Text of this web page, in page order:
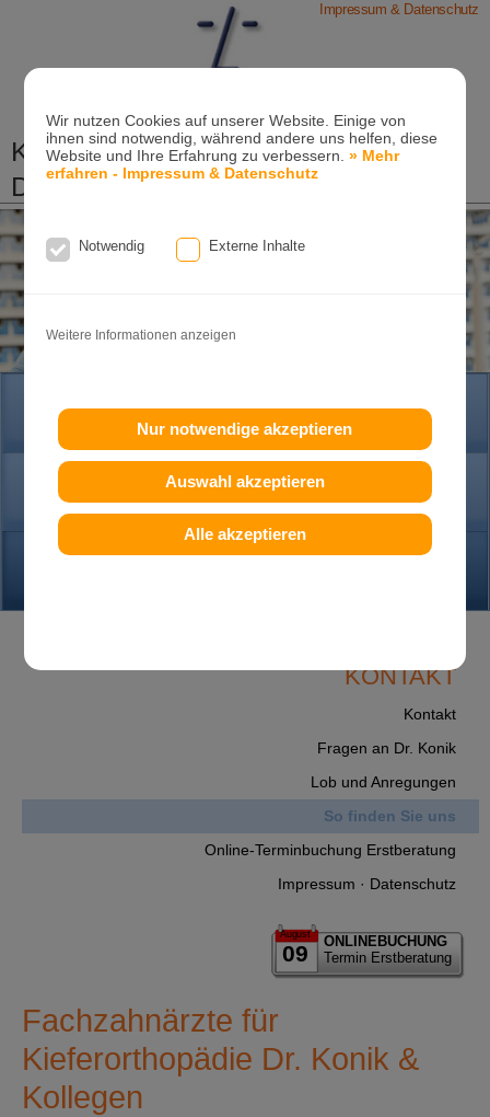
Wir nutzen Cookies auf unserer Website. Einige von
ihnen sind notwendig, während andere uns helfen, diese
Website und Ihre Erfahrung zu verbessern.» Mehr
erfahren - Impressum & Datenschutz
Notwendig Externe Inhalte
Weitere Informationen anzeigen
Nur notwendige akzeptieren
Auswahl akzeptieren
Alle akzeptieren
Impressum & Datenschutz
Kieferorthopädische Praxis
Dr. Konik & Kollegen
Zahn- und Kieferregulierungen für Kinder und
Erwachsene
Ganzheitliche-Kieferorthopädie
Erwachsenen-Kieferorthopädie
Tel. +49
HOME
PRAXIS
KONTAKT
Kontakt
Fragen an Dr. Konik
Lob und Anregungen
So finden Sie uns
Online-Terminbuchung Erstberatung
Impressum · Datenschutz
August
09
ONLINEBUCHUNG
Termin Erstberatung
Fachzahnärzte für
Kieferorthopädie Dr. Konik &
Kollegen